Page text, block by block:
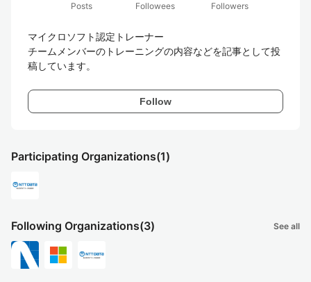
Posts
Followees
Followers
マイクロソフト認定トレーナー
チームメンバーのトレーニングの内容などを記事として投
稿しています。
Follow
Participating Organizations(1)
Following Organizations(3) See all